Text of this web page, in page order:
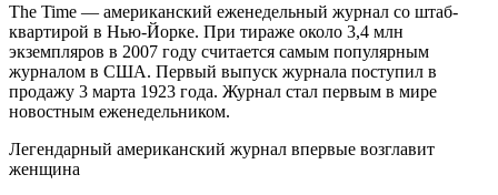
The Time — американский еженедельный журнал со штаб-
квартирой в Нью-Йорке. При тираже около 3,4 млн
экземпляров в 2007 году считается самым популярным
журналом в США. Первый выпуск журнала поступил в
продажу 3 марта 1923 года. Журнал стал первым в мире
новостным еженедельником.
Легендарный американский журнал впервые возглавит
женщина